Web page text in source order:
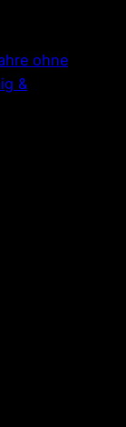
ohne
&